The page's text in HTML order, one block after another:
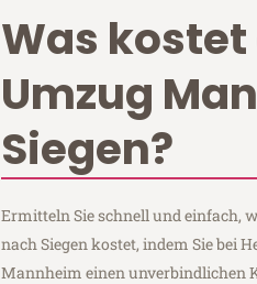
Was kostet
Umzug
Siegen?
Ermitteln Sie schnell und einfach,
nach Siegen kostet, indem Sie bei
Mannheim einen unverbindlichen